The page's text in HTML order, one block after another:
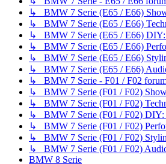
↳ BMW 7 Serie (E65 / E66)
↳ BMW 7 Serie (E65 / E66)
↳ BMW 7 Serie (E65 / E66) DIY:
↳ BMW 7 Serie (E65 / E66)
↳ BMW 7 Serie (E65 / E66)
↳ BMW 7 Serie (E65 / E66)
↳ BMW 7 Serie - F01 / F02
↳ BMW 7 Serie (F01 / F02)
↳ BMW 7 Serie (F01 / F02)
↳ BMW 7 Serie (F01 / F02) DIY:
↳ BMW 7 Serie (F01 / F02)
↳ BMW 7 Serie (F01 / F02)
↳ BMW 7 Serie (F01 / F02)
BMW 8 Serie